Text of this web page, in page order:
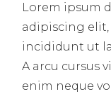
Lorem ipsum
adipiscing
incididunt ut
A arcu cursus
enim neque